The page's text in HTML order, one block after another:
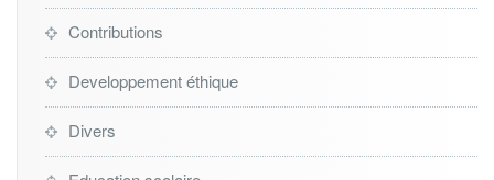
Contributions
Developpement éthique
Divers